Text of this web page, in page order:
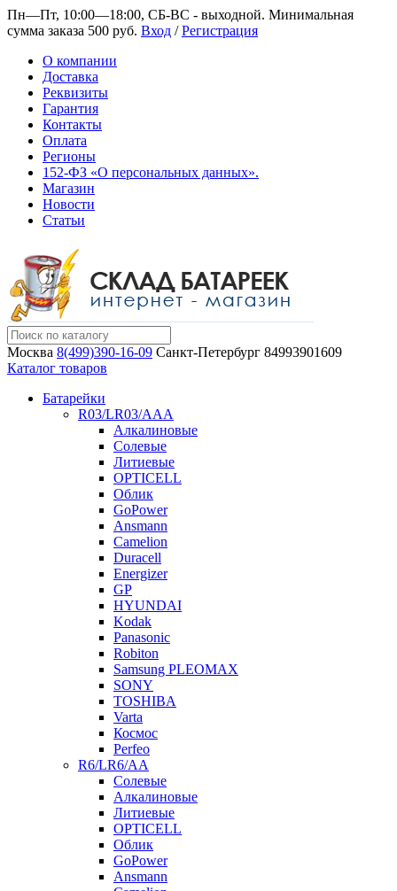
Пн—Пт, 10:00—18:00, СБ-ВС - выходной. Минимальная
сумма заказа 500 руб. Вход /Регистрация
О компании
Доставка
Реквизиты
Гарантия
Контакты
Оплата
Регионы
152-ФЗ «О персональных данных».
Магазин
Новости
Статьи
Москва 8(499)390-16-09 Санкт-Петербург 84993901609
Каталог товаров
Батарейки
R03/LR03/AAA
Алкалиновые
Солевые
Литиевые
OPTICELL
Облик
GoPower
Ansmann
Camelion
Duracell
Energizer
GP
HYUNDAI
Kodak
Panasonic
Robiton
Samsung PLEOMAX
SONY
TOSHIBA
Varta
Космос
Perfeo
R6/LR6/AA
Солевые
Алкалиновые
Литиевые
OPTICELL
Облик
GoPower
Ansmann